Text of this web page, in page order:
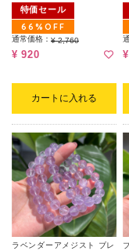
ム）
特価セール
66%OFF
通常価格： ¥ 2,760
¥ 920
カートに入れる
ラベンダーアメジスト ブレ